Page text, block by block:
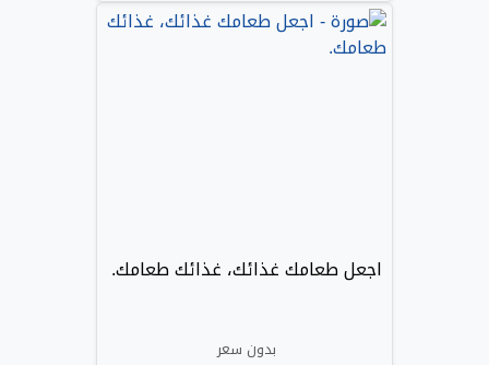
اجعل طعامك غذائك، غذائك طعامك.
بدون سعر